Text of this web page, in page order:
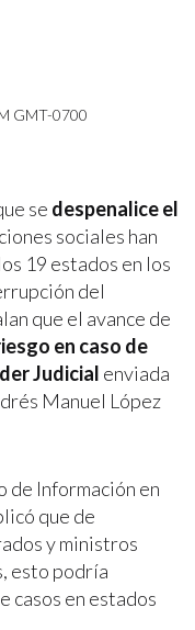
GMT-0700
se despenalice el
sociales han
19 estados en los
del
que el avance de
en caso de
Judicial enviada
Manuel López
de Información en
que de
y ministros
esto podría
casos en estados